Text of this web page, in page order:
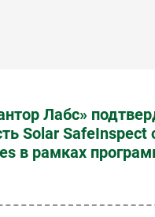
Лабс»
Solar
в рамках